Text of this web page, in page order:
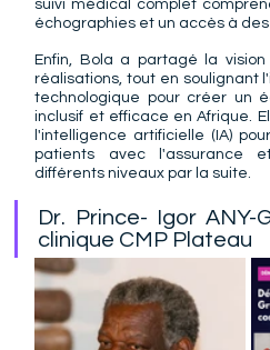
suivi médical complet
échographies et un accès à
Enfin, Bola a partagé la
réalisations, tout en soulignant
technologique pour créer un
inclusif et efficace en Afrique.
l'intelligence artificielle (IA)
patients avec l'assurance
différents niveaux par la suite.
Dr. Prince- Igor ANY-
clinique CMP Plateau